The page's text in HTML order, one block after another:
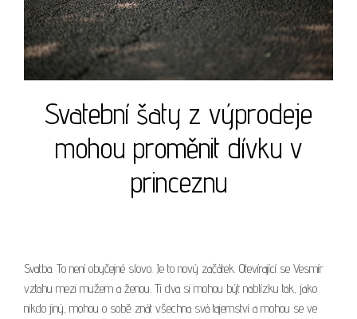
Svatební šaty z výprodeje
mohou proměnit dívku v
princeznu
Svatba. To není obyčejné slovo. Je to nový začátek. Otevírající se Vesmír
vztahu mezi mužem a ženou. Ti dva si mohou být nablízku tak, jako
nikdo jiný, mohou o sobě znát všechna svá tajemství a mohou se ve